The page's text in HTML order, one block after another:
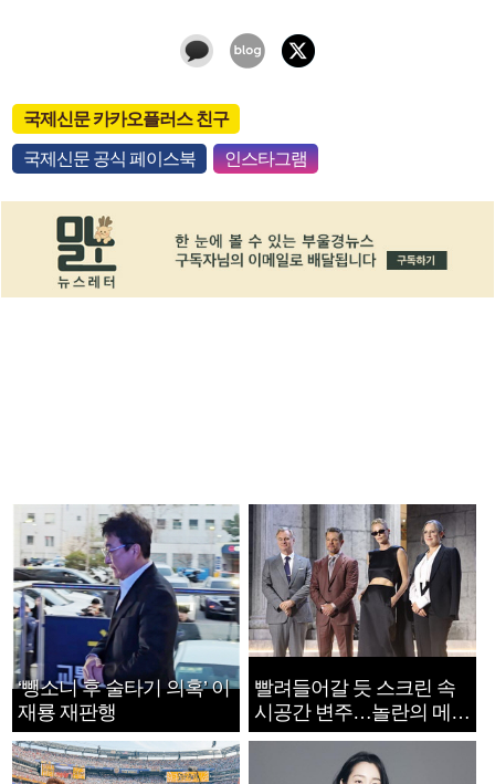
국제신문 카카오플러스 친구
국제신문 공식 페이스북 인스타그램
‘뺑소니 후 술타기 의혹’ 이
재룡 재판행
빨려들어갈 듯 스크린 속
시공간 변주…놀란의 메시
지는 ‘전쟁 속죄’